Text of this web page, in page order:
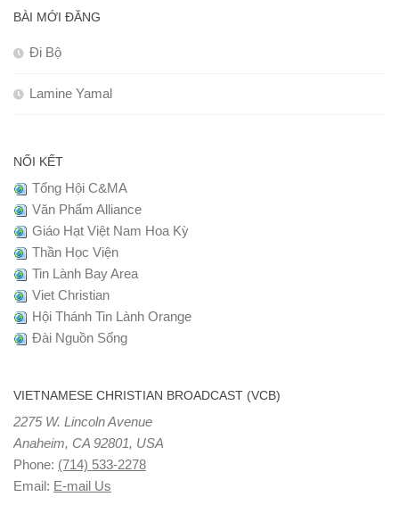
BÀI MỚI ĐĂNG
Đi Bộ
Lamine Yamal
NỐI KẾT
Tổng Hội C&MA
Văn Phẩm Alliance
Giáo Hạt Việt Nam Hoa Kỳ
Thần Học Viện
Tin Lành Bay Area
Viet Christian
Hội Thánh Tin Lành Orange
Đài Nguồn Sống
VIETNAMESE CHRISTIAN BROADCAST (VCB)
2275 W. Lincoln Avenue
Anaheim, CA 92801, USA
Phone: (714) 533-2278
Email: E-mail Us